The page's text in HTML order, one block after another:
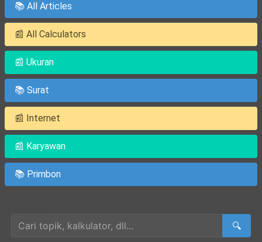
📚 All Articles
📰 All Calculators
📰 Ukuran
📚 Surat
📰 Internet
📰 Karyawan
📚 Primbon
🔍